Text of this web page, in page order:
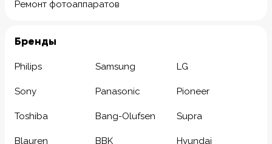
Ремонт фотоаппаратов
Бренды
Philips Samsung LG
Sony Panasonic Pioneer
Toshiba Bang-Olufsen Supra
Blauren BBK Hyundai